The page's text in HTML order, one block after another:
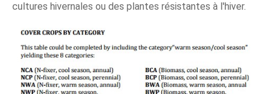
cultures hivernales ou des plantes résistantes à l'hiver.